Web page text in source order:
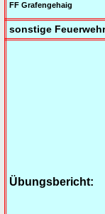
FF Grafengehaig
sonstige
Übungsbericht: